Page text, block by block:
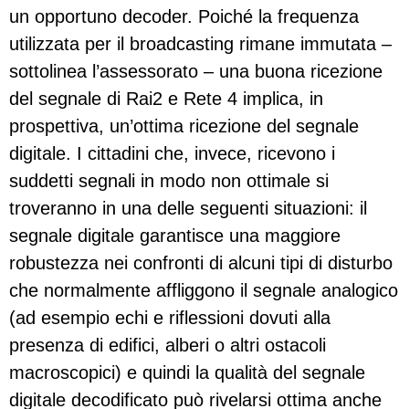
un opportuno decoder. Poiché la frequenza
utilizzata per il broadcasting rimane immutata –
sottolinea l’assessorato – una buona ricezione
del segnale di Rai2 e Rete 4 implica, in
prospettiva, un’ottima ricezione del segnale
digitale. I cittadini che, invece, ricevono i
suddetti segnali in modo non ottimale si
troveranno in una delle seguenti situazioni: il
segnale digitale garantisce una maggiore
robustezza nei confronti di alcuni tipi di disturbo
che normalmente affliggono il segnale analogico
(ad esempio echi e riflessioni dovuti alla
presenza di edifici, alberi o altri ostacoli
macroscopici) e quindi la qualità del segnale
digitale decodificato può rivelarsi ottima anche